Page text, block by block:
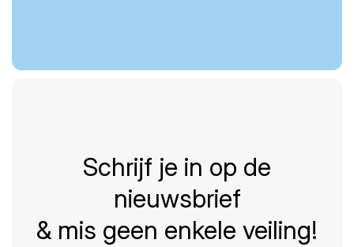
Schrijf je in op de
nieuwsbrief
& mis geen enkele veiling!